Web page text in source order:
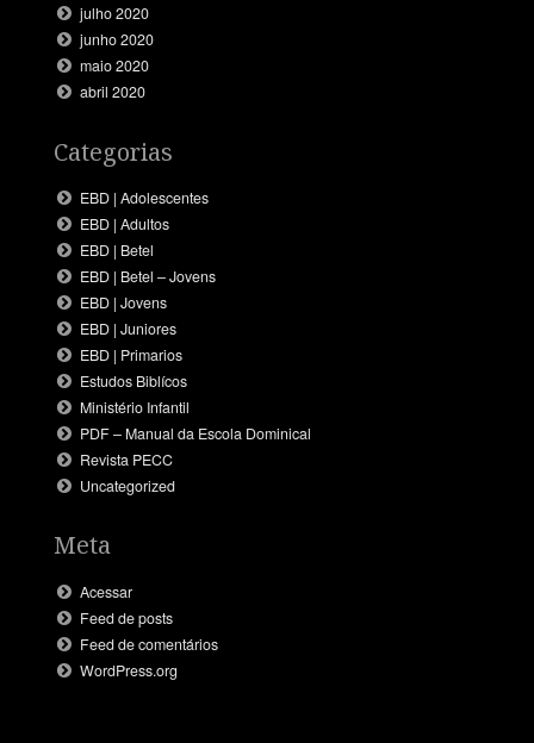
julho 2020
junho 2020
maio 2020
abril 2020
Categorias
EBD | Adolescentes
EBD | Adultos
EBD | Betel
EBD | Betel – Jovens
EBD | Jovens
EBD | Juniores
EBD | Primarios
Estudos Biblícos
Ministério Infantil
PDF – Manual da Escola Dominical
Revista PECC
Uncategorized
Meta
Acessar
Feed de posts
Feed de comentários
WordPress.org